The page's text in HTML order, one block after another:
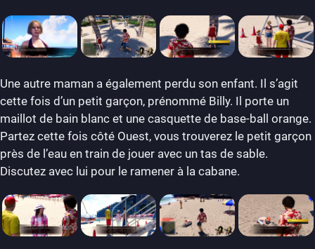
Une autre maman a également perdu son enfant. Il s’agit
cette fois d’un petit garçon, prénommé Billy. Il porte un
maillot de bain blanc et une casquette de base-ball orange.
Partez cette fois côté Ouest, vous trouverez le petit garçon
près de l’eau en train de jouer avec un tas de sable.
Discutez avec lui pour le ramener à la cabane.